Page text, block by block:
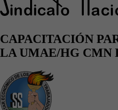
CAPACITACIÓN
LA UMAE/HG CMN